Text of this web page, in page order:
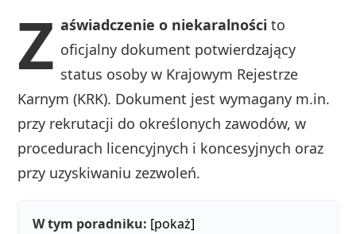
Z aświadczenie o niekaralności to
oficjalny dokument potwierdzający
status osoby w Krajowym Rejestrze
Karnym (KRK). Dokument jest wymagany m.in.
przy rekrutacji do określonych zawodów, w
procedurach licencyjnych i koncesyjnych oraz
przy uzyskiwaniu zezwoleń.
W tym poradniku: [pokaż]